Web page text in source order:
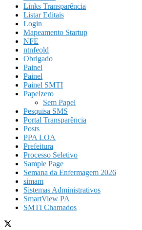
Links Transparência
Listar Editais
Login
Mapeamento Startup
NFE
ntnfeold
Obrigado
Painel
Painel
Painel SMTI
Papelzero
Sem Papel
Pesquisa SMS
Portal Transparência
Posts
PPA LOA
Prefeitura
Processo Seletivo
Sample Page
Semana da Enfermagem 2026
simam
Sistemas Administrativos
SmartView PA
SMTI Chamados